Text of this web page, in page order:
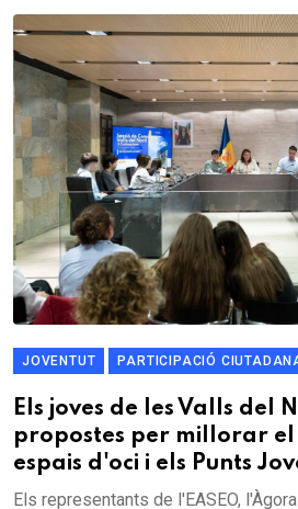
JOVENTUT PARTICIPACIÓ
Els joves de les Valls del
propostes per millorar
espais d'oci i els Punts
Els representants de l'EASEO,